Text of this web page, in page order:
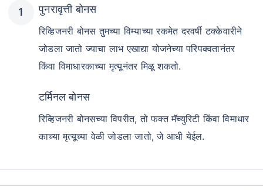
पुनरावृत्ती बोनस
रिव्हिजनरी बोनस तुमच्या विम्याच्या रकमेत दरवर्षी टक्केवारीने
जोडला जातो ज्याचा लाभ एखाद्या योजनेच्या परिपक्वतानंतर
किंवा विमाधारकाच्या मृत्यूनंतर मिळू शकतो.
टर्मिनल बोनस
रिव्हिजनरी बोनसच्या विपरीत, तो फक्त मॅच्युरिटी किंवा विमाधार
काच्या मृत्यूच्या वेळी जोडला जातो, जे आधी येईल.